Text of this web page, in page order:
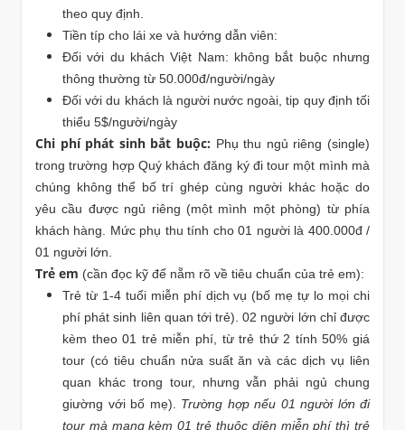
theo quy định.
Tiền típ cho lái xe và hướng dẫn viên:
Đối với du khách Việt Nam: không bắt buộc nhưng
thông thường từ 50.000đ/người/ngày
Đối với du khách là người nước ngoài, tip quy định tối
thiểu 5$/người/ngày
Chi phí phát sinh bắt buộc: Phụ thu ngủ riêng (single)
trong trường hợp Quý khách đăng ký đi tour một mình mà
chúng không thể bố trí ghép cùng người khác hoặc do
yêu cầu được ngủ riêng (một mình một phòng) từ phía
khách hàng. Mức phụ thu tính cho 01 người là 400.000đ /
01 người lớn.
Trẻ em (cần đọc kỹ để nẵm rõ về tiêu chuẩn của trẻ em):
Trẻ từ 1-4 tuổi miễn phí dịch vụ (bố mẹ tự lo mọi chi
phí phát sinh liên quan tới trẻ). 02 người lớn chỉ được
kèm theo 01 trẻ miễn phí, từ trẻ thứ 2 tính 50% giá
tour (có tiêu chuẩn nửa suất ăn và các dịch vụ liên
quan khác trong tour, nhưng vẫn phải ngủ chung
giường với bố mẹ). Trường hợp nếu 01 người lớn đi
tour mà mang kèm 01 trẻ thuộc diện miễn phí thì trẻ